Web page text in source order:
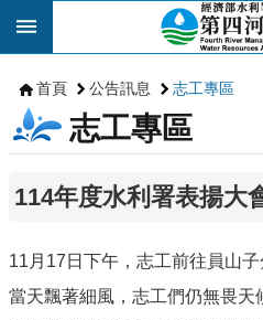
跳到主要內容區塊
首頁 公告訊息 志工專區
志工專區
114年度水利署表揚大
11月17日下午，志工前往員山
當天飄著細風，志工們仍無畏